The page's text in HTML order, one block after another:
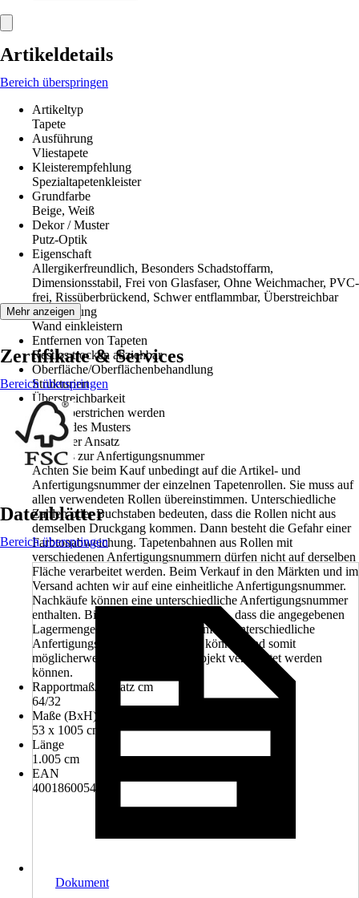
Artikeldetails
Bereich überspringen
Artikeltyp
Tapete
Ausführung
Vliestapete
Kleisterempfehlung
Spezialtapetenkleister
Grundfarbe
Beige, Weiß
Dekor / Muster
Putz-Optik
Eigenschaft
Allergikerfreundlich, Besonders Schadstoffarm,
Dimensionsstabil, Frei von Glasfaser, Ohne Weichmacher, PVC-
frei, Rissüberbrückend, Schwer entflammbar, Überstreichbar
Verarbeitung
Wand einkleistern
Entfernen von Tapeten
Restlos trocken abziehbar
Oberfläche/Oberflächenbehandlung
Strukturiert
Überstreichbarkeit
Muss überstrichen werden
Ansatz des Musters
Versetzter Ansatz
Hinweis zur Anfertigungsnummer
Achten Sie beim Kauf unbedingt auf die Artikel- und
Anfertigungsnummer der einzelnen Tapetenrollen. Sie muss auf
allen verwendeten Rollen übereinstimmen. Unterschiedliche
Zahlen oder Buchstaben bedeuten, dass die Rollen nicht aus
demselben Druckgang kommen. Dann besteht die Gefahr einer
Farbtonabweichung. Tapetenbahnen aus Rollen mit
verschiedenen Anfertigungsnummern dürfen nicht auf derselben
Fläche verarbeitet werden. Beim Verkauf in den Märkten und im
Versand achten wir auf eine einheitliche Anfertigungsnummer.
Nachkäufe können eine unterschiedliche Anfertigungsnummer
enthalten. Bitte beachten Sie außerdem, dass die angegebenen
Lagermengen in den Märkten ebenfalls unterschiedliche
Anfertigungsnummern beinhalten können und somit
möglicherweise nicht in einem Projekt verarbeitet werden
können.
Rapportmaß/Versatz cm
64/32
Maße (BxH)
53 x 1005 cm
Länge
1.005 cm
EAN
4001860054024
Mehr anzeigen
Zertifikate & Services
Bereich überspringen
Datenblätter
Bereich überspringen
Dokument